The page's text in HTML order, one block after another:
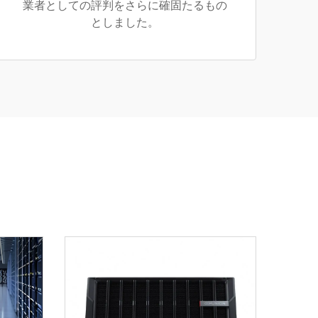
業者としての評判をさらに確固たるもの
としました。